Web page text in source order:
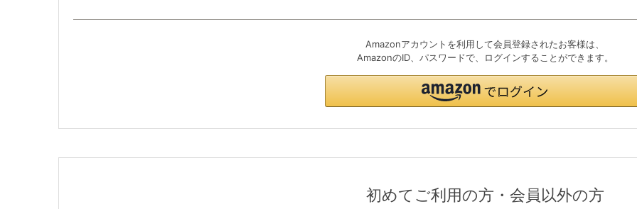
Amazonアカウントを利用して会員登録されたお客様は、
AmazonのID、パスワードで、ログインすることができます。
初めてご利用の方・会員以外の方